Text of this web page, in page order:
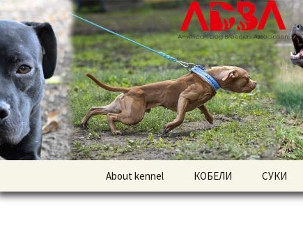
DOGNIK
American pitbull terrier
содержимому
About kennel КОБЕЛИ СУКИ